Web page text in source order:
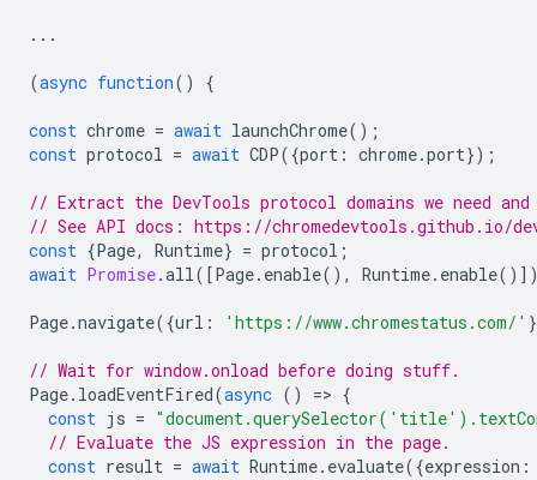
...
(async function() {
const chrome = await launchChrome();
const protocol = await CDP({port : chrome.port});
// Extract the DevTools protocol domains we need and
// See API docs: https://chromedevtools.github.io/
const {Page, Runtime} = protocol ;
await Promise.all([Page. enable(), Runtime. enable
Page.navigate({url : 'https://www.chromestatus.com/'
// Wait for window.onload before doing stuff.
Page. loadEventFired(async () => {
const js =
// Evaluate the JS expression in the page.
const result = await Runtime. evaluate({expression :